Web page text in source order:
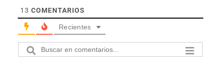
13 COMENTARIOS
Recientes